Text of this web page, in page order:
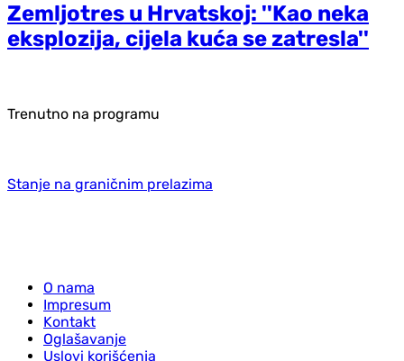
Zemljotres u Hrvatskoj: ''Kao neka
eksplozija, cijela kuća se zatresla''
Trenutno na programu
Stanje na graničnim prelazima
O nama
Impresum
Kontakt
Oglašavanje
Uslovi korišćenja